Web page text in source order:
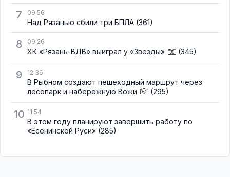
7 09:56
Над Рязанью сбили три БПЛА (361)
8 09:26
ХК «Рязань-ВДВ» выиграл у «Звезды» (345)
9 12:36
В Рыбном создают пешеходный маршрут через
лесопарк и набережную Вожи
(295)
10 11:54
В этом году планируют завершить работу по
«Есенинской Руси» (285)